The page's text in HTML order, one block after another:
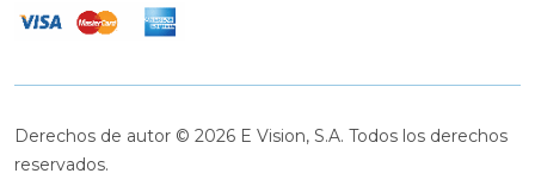
Derechos de autor © 2026 E Vision, S.A. Todos los derechos
reservados.